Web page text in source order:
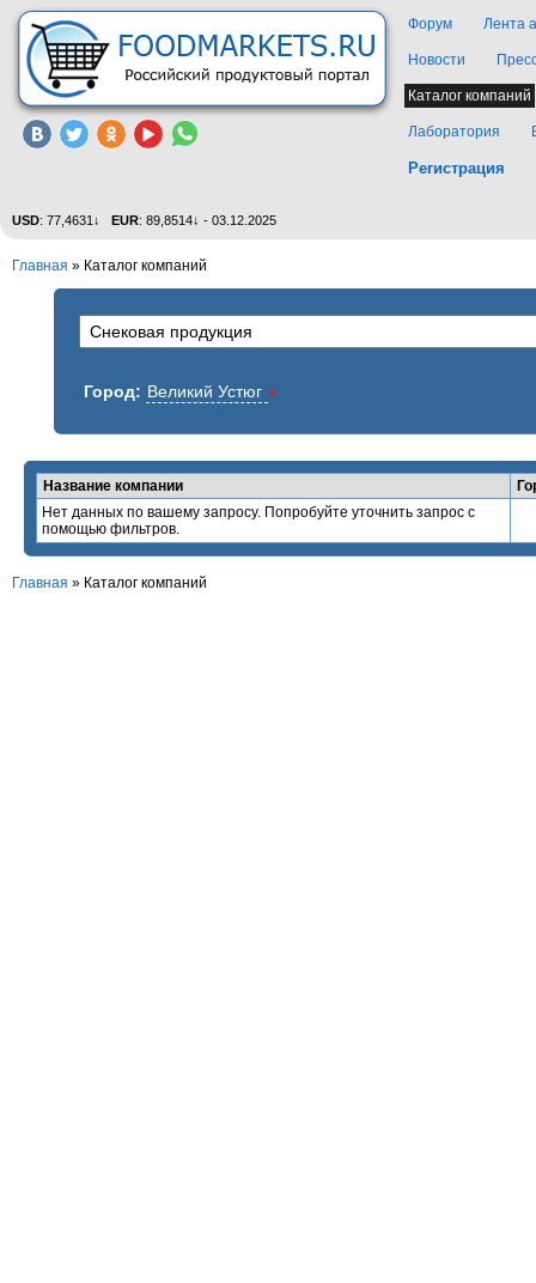
Форум Лента
Новости
Каталог компаний
Лаборатория
Регистрация
USD: 77,4631↓ EUR: 89,8514↓ - 03.12.2025
Главная » Каталог компаний
Город: Великий Устюг x
Название компании
Нет данных по вашему запросу. Попробуйте уточнить запрос с
помощью фильтров.
Главная » Каталог компаний